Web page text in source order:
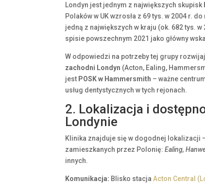
Londyn jest jednym z największych skupisk
Polaków w UK wzrosła z 69 tys. w 2004 r.
jedną z największych w kraju (ok. 682 tys. w
spisie powszechnym 2021 jako główny
W odpowiedzi na potrzeby tej grupy
zachodni Londyn (Acton, Ealing,
jest POSK w Hammersmith – ważne
usług dentystycznych w tych rejonach.
2. Lokalizacja i
Londynie
Klinika znajduje się w dogodnej lokalizacji
zamieszkanych przez Polonię:Ealing,
innych.
Komunikacja: Blisko stacjaActon Central